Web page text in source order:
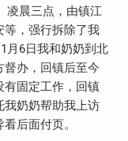
凌晨三点，由镇江
等，强行拆除了我
月6日我和奶奶到北
办，回镇后至今
有固定工作，回镇
我奶奶帮助我上访
后面付页。